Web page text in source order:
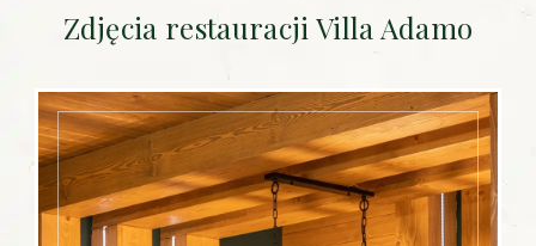
Zdjęcia restauracji Villa Adamo